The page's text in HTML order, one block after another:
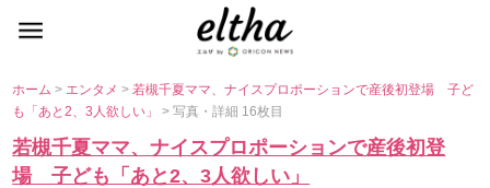
ホーム> エンタメ>若槻千夏ママ、ナイスプロポーションで産後初登場 子ど
も「あと2、3人欲しい」> 写真・詳細 16枚目
若槻千夏ママ、ナイスプロポーションで産後初登
場 子ども「あと2、3人欲しい」